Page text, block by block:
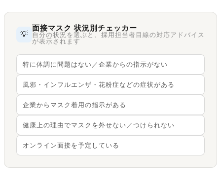
💡
面接マスク 状況別チェッカー
自分の状況を選ぶと、採用担当者目線の対応アドバイス
が表示されます
特に体調に問題はない／企業からの指示がない
風邪・インフルエンザ・花粉症などの症状がある
企業からマスク着用の指示がある
健康上の理由でマスクを外せない／つけられない
オンライン面接を予定している